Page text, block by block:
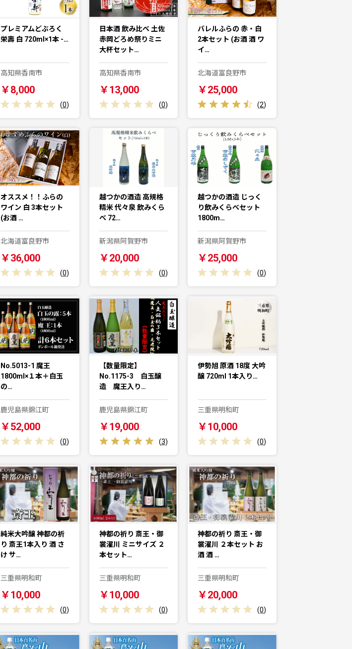
プレミアムどぶろく
栄壽 白 720ml×1本 -…
高知県香南市
￥8,000
(0)
日本酒 飲み比べ 土佐
赤岡どろめ祭りミニ
大杯セット…
高知県香南市
￥13,000
(0)
バレルふらの 赤・白
2本セット (お酒 酒 ワ
イ…
北海道富良野市
￥25,000
(2)
オススメ！！ふらの
ワイン 白 3本セット
(お酒 …
北海道富良野市
￥36,000
(0)
越つかの酒造 高規格
精米 代々泉 飲みくら
べ 72…
新潟県阿賀野市
￥20,000
(0)
越つかの酒造 じっく
り飲みくらべセット
1800m…
新潟県阿賀野市
￥25,000
(0)
No.5013-1 魔王
1800ml×１本＋白玉
の…
鹿児島県錦江町
￥52,000
(0)
【数量限定】
No.1175-3 白玉醸
造 魔王入り…
鹿児島県錦江町
￥19,000
(3)
伊勢旭 原酒 18度 大吟
醸 720ml 1本入り…
三重県明和町
￥10,000
(0)
純米大吟醸 神都の祈
り 斎王1本入り 酒 さ
け サ…
三重県明和町
￥10,000
(0)
神都の祈り 斎王・御
裳濯川 ミニサイズ ２
本セット…
三重県明和町
￥10,000
(0)
神都の祈り 斎王・御
裳濯川 ２本セット お
酒 酒 …
三重県明和町
￥20,000
(0)